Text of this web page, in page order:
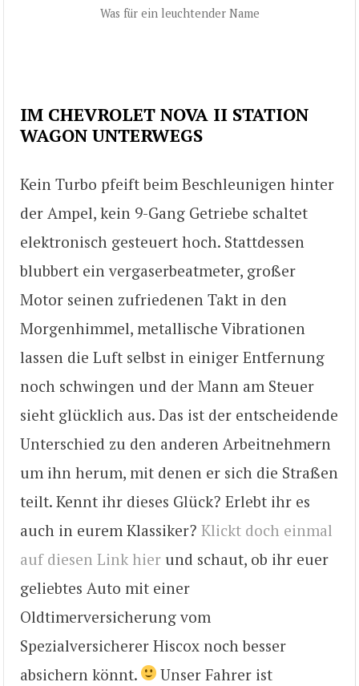
Was für ein leuchtender Name
IM CHEVROLET NOVA II STATION
WAGON UNTERWEGS
Kein Turbo pfeift beim Beschleunigen hinter
der Ampel, kein 9-Gang Getriebe schaltet
elektronisch gesteuert hoch. Stattdessen
blubbert ein vergaserbeatmeter, großer
Motor seinen zufriedenen Takt in den
Morgenhimmel, metallische Vibrationen
lassen die Luft selbst in einiger Entfernung
noch schwingen und der Mann am Steuer
sieht glücklich aus. Das ist der entscheidende
Unterschied zu den anderen Arbeitnehmern
um ihn herum, mit denen er sich die Straßen
teilt. Kennt ihr dieses Glück? Erlebt ihr es
auch in eurem Klassiker? Klickt doch einmal
auf diesen Link hier und schaut, ob ihr euer
geliebtes Auto mit einer
Oldtimerversicherung vom
Spezialversicherer Hiscox noch besser
absichern könnt.
Unser Fahrer ist